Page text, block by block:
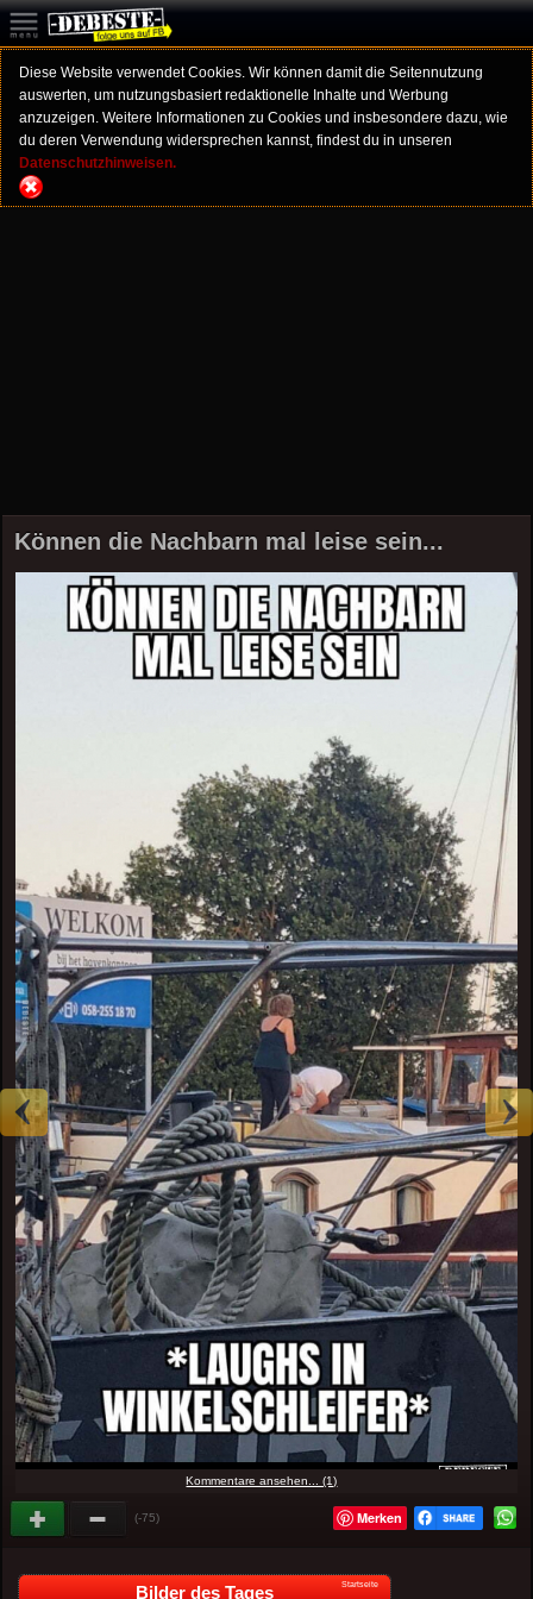
Diese Website verwendet Cookies. Wir können damit die Seitennutzung
auswerten, um nutzungsbasiert redaktionelle Inhalte und Werbung
anzuzeigen. Weitere Informationen zu Cookies und insbesondere dazu, wie
du deren Verwendung widersprechen kannst, findest du in unseren
Datenschutzhinweisen.
Können die Nachbarn mal leise sein...
Kommentare ansehen... (1)
(-75) Merken
Bilder des Tages Startseite